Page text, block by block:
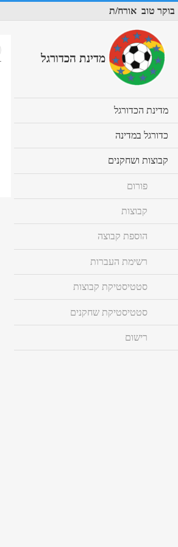
בוקר טוב אורח/ת
מדינת הכדורגל
מדינת הכדורגל
to
כדורגל במדינה
to
קבוצות ושחקנים
to
פורום
קבוצות
הוספת קבוצה
רשימת העברות
סטטיסטיקת קבוצות
סטטיסטיקת שחקנים
רישום